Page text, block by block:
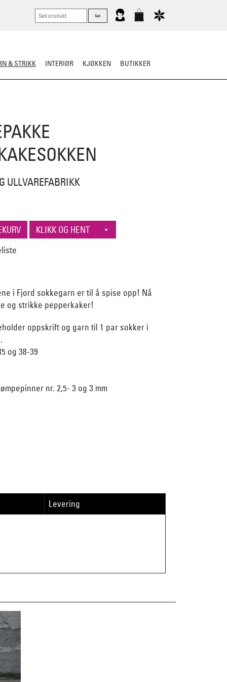
& STRIKK INTERIØR KJØKKEN BUTIKKER
ULLVAREFABRIKK
i Fjord sokkegarn er til å spise opp! Nå
og strikke pepperkaker!
oppskrift og garn til 1 par sokker i
og 38-39
nr. 2,5- 3 og 3 mm
Levering